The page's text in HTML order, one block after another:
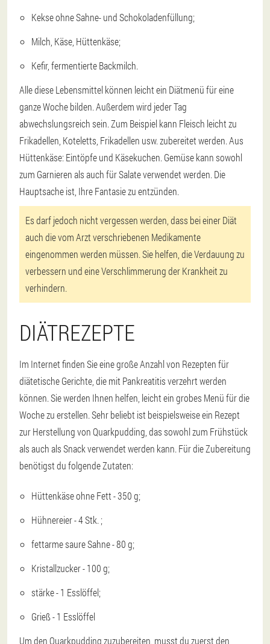
Kekse ohne Sahne- und Schokoladenfüllung;
Milch, Käse, Hüttenkäse;
Kefir, fermentierte Backmilch.
Alle diese Lebensmittel können leicht ein Diätmenü für eine
ganze Woche bilden. Außerdem wird jeder Tag
abwechslungsreich sein. Zum Beispiel kann Fleisch leicht zu
Frikadellen, Koteletts, Frikadellen usw. zubereitet werden. Aus
Hüttenkäse: Eintöpfe und Käsekuchen. Gemüse kann sowohl
zum Garnieren als auch für Salate verwendet werden. Die
Hauptsache ist, Ihre Fantasie zu entzünden.
Es darf jedoch nicht vergessen werden, dass bei einer Diät
auch die vom Arzt verschriebenen Medikamente
eingenommen werden müssen. Sie helfen, die Verdauung zu
verbessern und eine Verschlimmerung der Krankheit zu
verhindern.
DIÄTREZEPTE
Im Internet finden Sie eine große Anzahl von Rezepten für
diätetische Gerichte, die mit Pankreatitis verzehrt werden
können. Sie werden Ihnen helfen, leicht ein grobes Menü für die
Woche zu erstellen. Sehr beliebt ist beispielsweise ein Rezept
zur Herstellung von Quarkpudding, das sowohl zum Frühstück
als auch als Snack verwendet werden kann. Für die Zubereitung
benötigst du folgende Zutaten:
Hüttenkäse ohne Fett - 350 g;
Hühnereier - 4 Stk. ;
fettarme saure Sahne - 80 g;
Kristallzucker - 100 g;
stärke - 1 Esslöffel;
Grieß - 1 Esslöffel
Um den Quarkpudding zuzubereiten, musst du zuerst den